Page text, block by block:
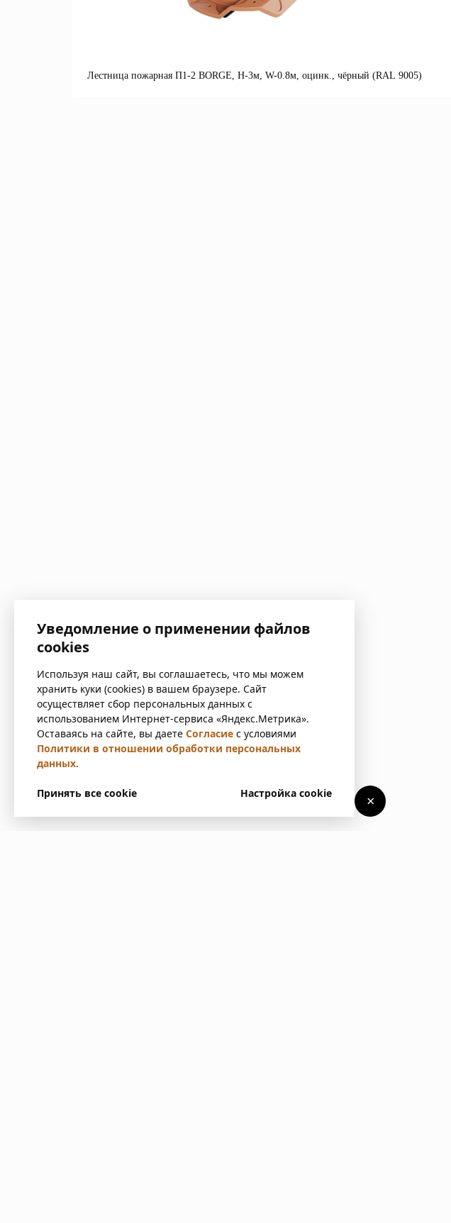
Лестница пожарная П1-2 BORGE, Н-3м, W-0.8м, оцинк., чёрный (RAL 9005)
Уведомление о применении файлов
cookies
Используя наш сайт, вы соглашаетесь, что мы можем
хранить куки (cookies) в вашем браузере. Сайт
осуществляет сбор персональных данных с
использованием Интернет-сервиса «Яндекс.Метрика».
Оставаясь на сайте, вы даете Согласие с условиями
Политики в отношении обработки персональных
данных.
Принять все cookie Настройка cookie ×